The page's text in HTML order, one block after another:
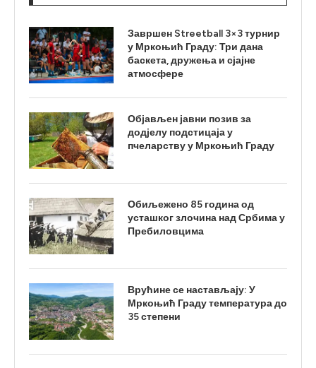
Завршен Streetball 3×3 турнир
у Мркоњић Граду: Три дана
баскета, дружења и сјајне
атмосфере
Објављен јавни позив за
додјелу подстицаја у
пчеларству у Мркоњић Граду
Обиљежено 85 година од
усташког злочина над Србима у
Пребиловцима
Врућине се настављају: У
Мркоњић Граду температура до
35 степени